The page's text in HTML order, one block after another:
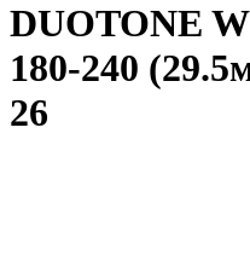
DUOTONE
180-240
26